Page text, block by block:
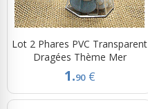
Lot 2 Phares PVC Transparent
Dragées Thème Mer
1.90 €